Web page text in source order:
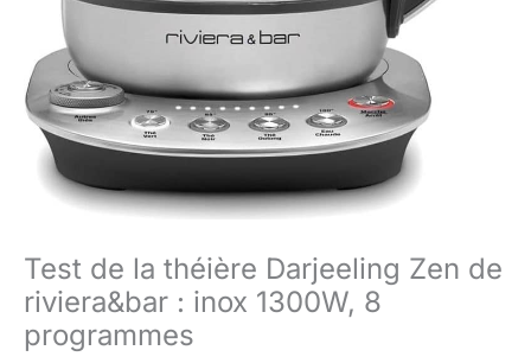
Test de la théière Darjeeling Zen de
riviera&bar : inox 1300W, 8
programmes